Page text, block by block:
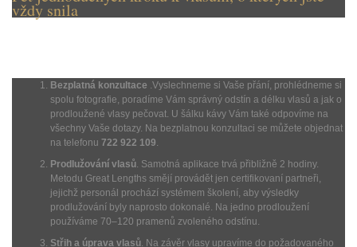
vždy snila
Bezplatná konzultace .Vyslechneme si Vaše přání, prohlédneme si
spolu fotografie, poradíme Vám správný odstín a délku vlasů a jak o
prodloužené vlasy pečovat. U šálku kávy Vám také odpovíme na
všechny Vaše dotazy. Na bezplatnou konzultaci se můžete objednat
na telefonu 722 922 109.
Prodlužování vlasů. Samotná aplikace trvá přibližně 2 hodiny.
Metodu Great Lengths smějí provádět jen certifikovaní partneři,
jejichž personál prochází systémem školení, aby výsledky
prodlužování byly naprosto dokonalé. Na jedno prodloužení
používáme 70–120 pramenů zvoleného odstínu.
Střih a úprava vlasů. Na závěr vlasy upravíme do požadovaného